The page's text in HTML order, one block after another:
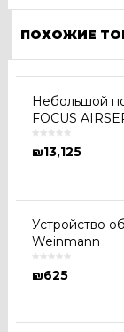
ПОХОЖИЕ
Небольшой
FOCUS
₪13,125
Устройство
Weinmann
₪625